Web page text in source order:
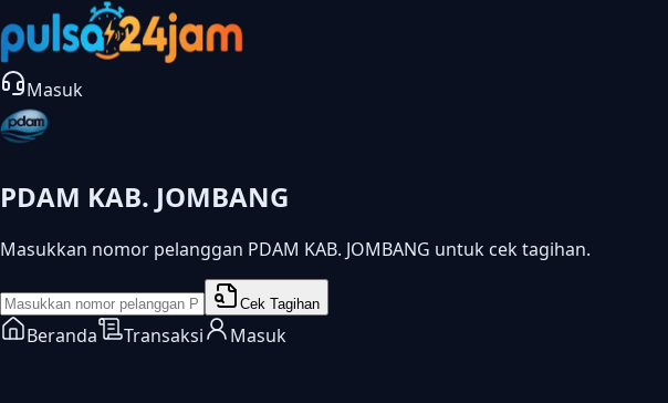
Masuk
PDAM KAB. JOMBANG
Masukkan nomor pelanggan PDAM KAB. JOMBANG untuk cek tagihan.
Cek Tagihan
Beranda Transaksi Masuk